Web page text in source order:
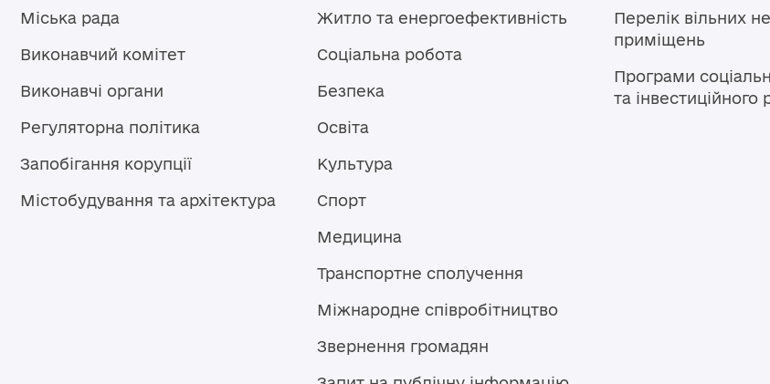
Міська рада
Виконавчий комітет
Виконавчі органи
Регуляторна політика
Запобігання корупції
Містобудування та архітектура
Житло та енергоефективність
Соціальна робота
Безпека
Освіта
Культура
Спорт
Медицина
Транспортне сполучення
Міжнародне співробітництво
Звернення громадян
Перелік вільних
приміщень
Програми
та інвестиційного